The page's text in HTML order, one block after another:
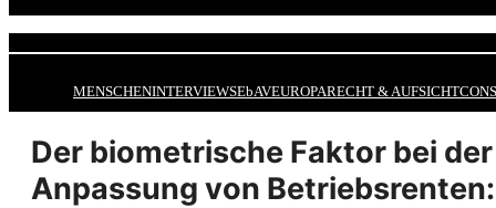
MENSCHENINTERVIEWSEbAVEUROPARECHT & AUFSICHT
Der biometrische Faktor bei der
Anpassung von Betriebsrenten: